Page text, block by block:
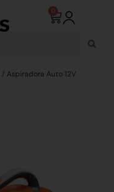
0
/ Aspiradora Auto 12V